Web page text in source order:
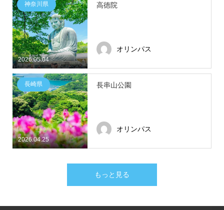
2026.05.04
神奈川県 高徳院
オリンパス
2026.04.25
長崎県 長串山公園
オリンパス
もっと見る